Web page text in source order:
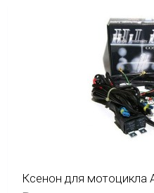
Ксенон для мотоцикла